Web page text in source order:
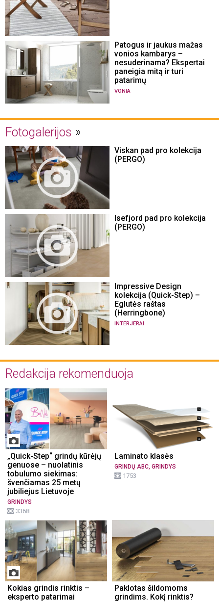
Patogus ir jaukus mažas
vonios kambarys –
nesuderinama? Ekspertai
paneigia mitą ir turi
patarimų
VONIA
Fotogalerijos
Viskan pad pro kolekcija
(PERGO)
Isefjord pad pro kolekcija
(PERGO)
Impressive Design
kolekcija (Quick-Step) –
Eglutės raštas
(Herringbone)
INTERJERAI
Redakcija rekomenduoja
„Quick-Step“ grindų kūrėjų
genuose – nuolatinis
tobulumo siekimas:
švenčiamas 25 metų
jubiliejus Lietuvoje
GRINDYS
3368
Laminato klasės
GRINDŲ ABC GRINDYS
1753
Kokias grindis rinktis –
eksperto patarimai
Paklotas šildomoms
grindims. Kokį rinktis?